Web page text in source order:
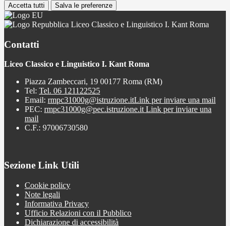
Accetta tutti Salva le preferenze
Liceo Classico e Linguistico I. Kant Roma
Contatti
Liceo Classico e Linguistico I. Kant Roma
Piazza Zambeccari, 19 00177 Roma (RM)
Tel: Tel. 06 121122525
Email: rmpc31000g@istruzione.itLink per inviare una mail
PEC: rmpc31000g@pec.istruzione.itLink per inviare una
mail
C.F.: 97006730580
Sezione Link Utili
Cookie policy
Note legali
Informativa Privacy
Ufficio Relazioni con il Pubblico
Dichiarazione di accessibilità